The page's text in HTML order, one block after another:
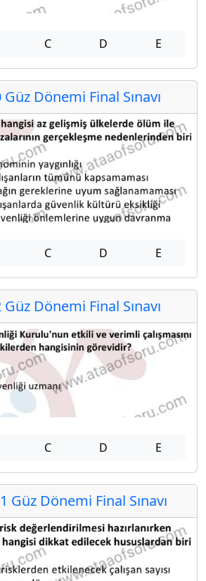
C D E
Dönemi Final Sınavı
C D E
Dönemi Final Sınavı
C D E
Güz Dönemi Final Sınavı